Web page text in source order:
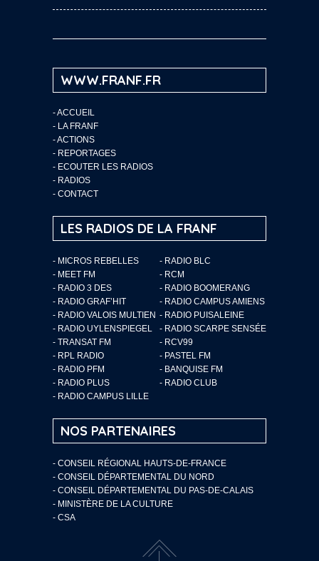
WWW.FRANF.FR
-ACCUEIL
- LA FRANF
-ACTIONS
- REPORTAGES
- ECOUTER LES RADIOS
- RADIOS
- CONTACT
LES RADIOS DE LA FRANF
- MICROS REBELLES
- RADIO BLC
- MEET FM
- RCM
- RADIO 3 DES
- RADIO BOOMERANG
- RADIO GRAF’HIT
- RADIO CAMPUS AMIENS
- RADIO VALOIS MULTIEN - RADIO PUISALEINE
- RADIO UYLENSPIEGEL
- RADIO SCARPE SENSÉE
- TRANSAT FM
- RCV99
- RPL RADIO
- PASTEL FM
- RADIO PFM
- BANQUISE FM
- RADIO PLUS
- RADIO CLUB
- RADIO CAMPUS LILLE
NOS PARTENAIRES
- CONSEIL RÉGIONAL HAUTS-DE-FRANCE
- CONSEIL DÉPARTEMENTAL DU NORD
- CONSEIL DÉPARTEMENTAL DU PAS-DE-CALAIS
- MINISTÈRE DE LA CULTURE
- CSA